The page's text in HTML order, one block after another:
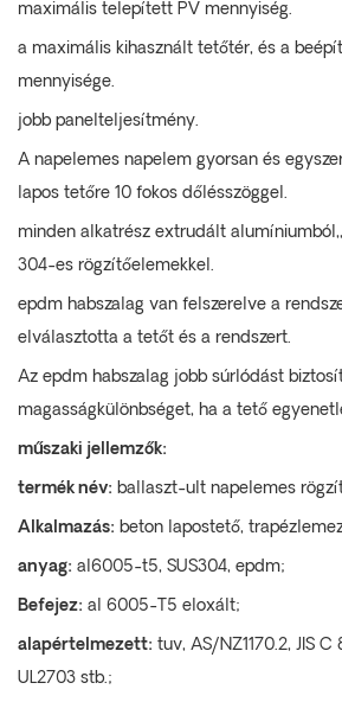
maximális telepített PV mennyiség.
a maximális kihasznált tetőtér, és a
mennyisége.
jobb panelteljesítmény.
A napelemes napelem gyorsan és
lapos tetőre 10 fokos dőlésszöggel.
minden alkatrész extrudált
304-es rögzítőelemekkel.
epdm habszalag van felszerelve a
elválasztotta a tetőt és a rendszert.
Az epdm habszalag jobb súrlódást
magasságkülönbséget, ha a tető
műszaki jellemzők:
termék név: ballaszt-ult napelemes
Alkalmazás: beton lapostető,
anyag: al6005-t5, SUS304, epdm;
Befejez: al 6005-T5 eloxált;
alapértelmezett: tuv, AS/NZ1170.2, JIS C
UL2703 stb.;